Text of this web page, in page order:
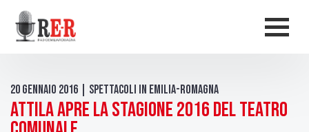
Salta al contenuto principale
20 Gennaio 2016 | Spettacoli in Emilia-Romagna
Attila apre la stagione 2016 del Teatro